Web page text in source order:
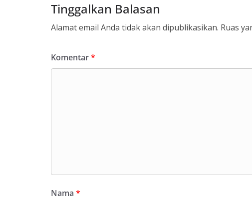
Tinggalkan Balasan
Alamat email Anda tidak akan dipublikasikan. Ruas
Komentar*
Nama *